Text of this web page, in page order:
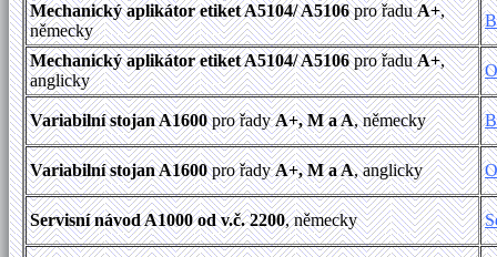
Mechanický aplikátor etiket A5104/ A5106pro řaduA+,
německy
Mechanický aplikátor etiket A5104/ A5106pro řaduA+,
anglicky
Variabilní stojan A1600pro řadyA+, M a A, německy
Variabilní stojan A1600pro řadyA+, M a A, anglicky
Servisní návod A1000 od v.č. 2200, německy